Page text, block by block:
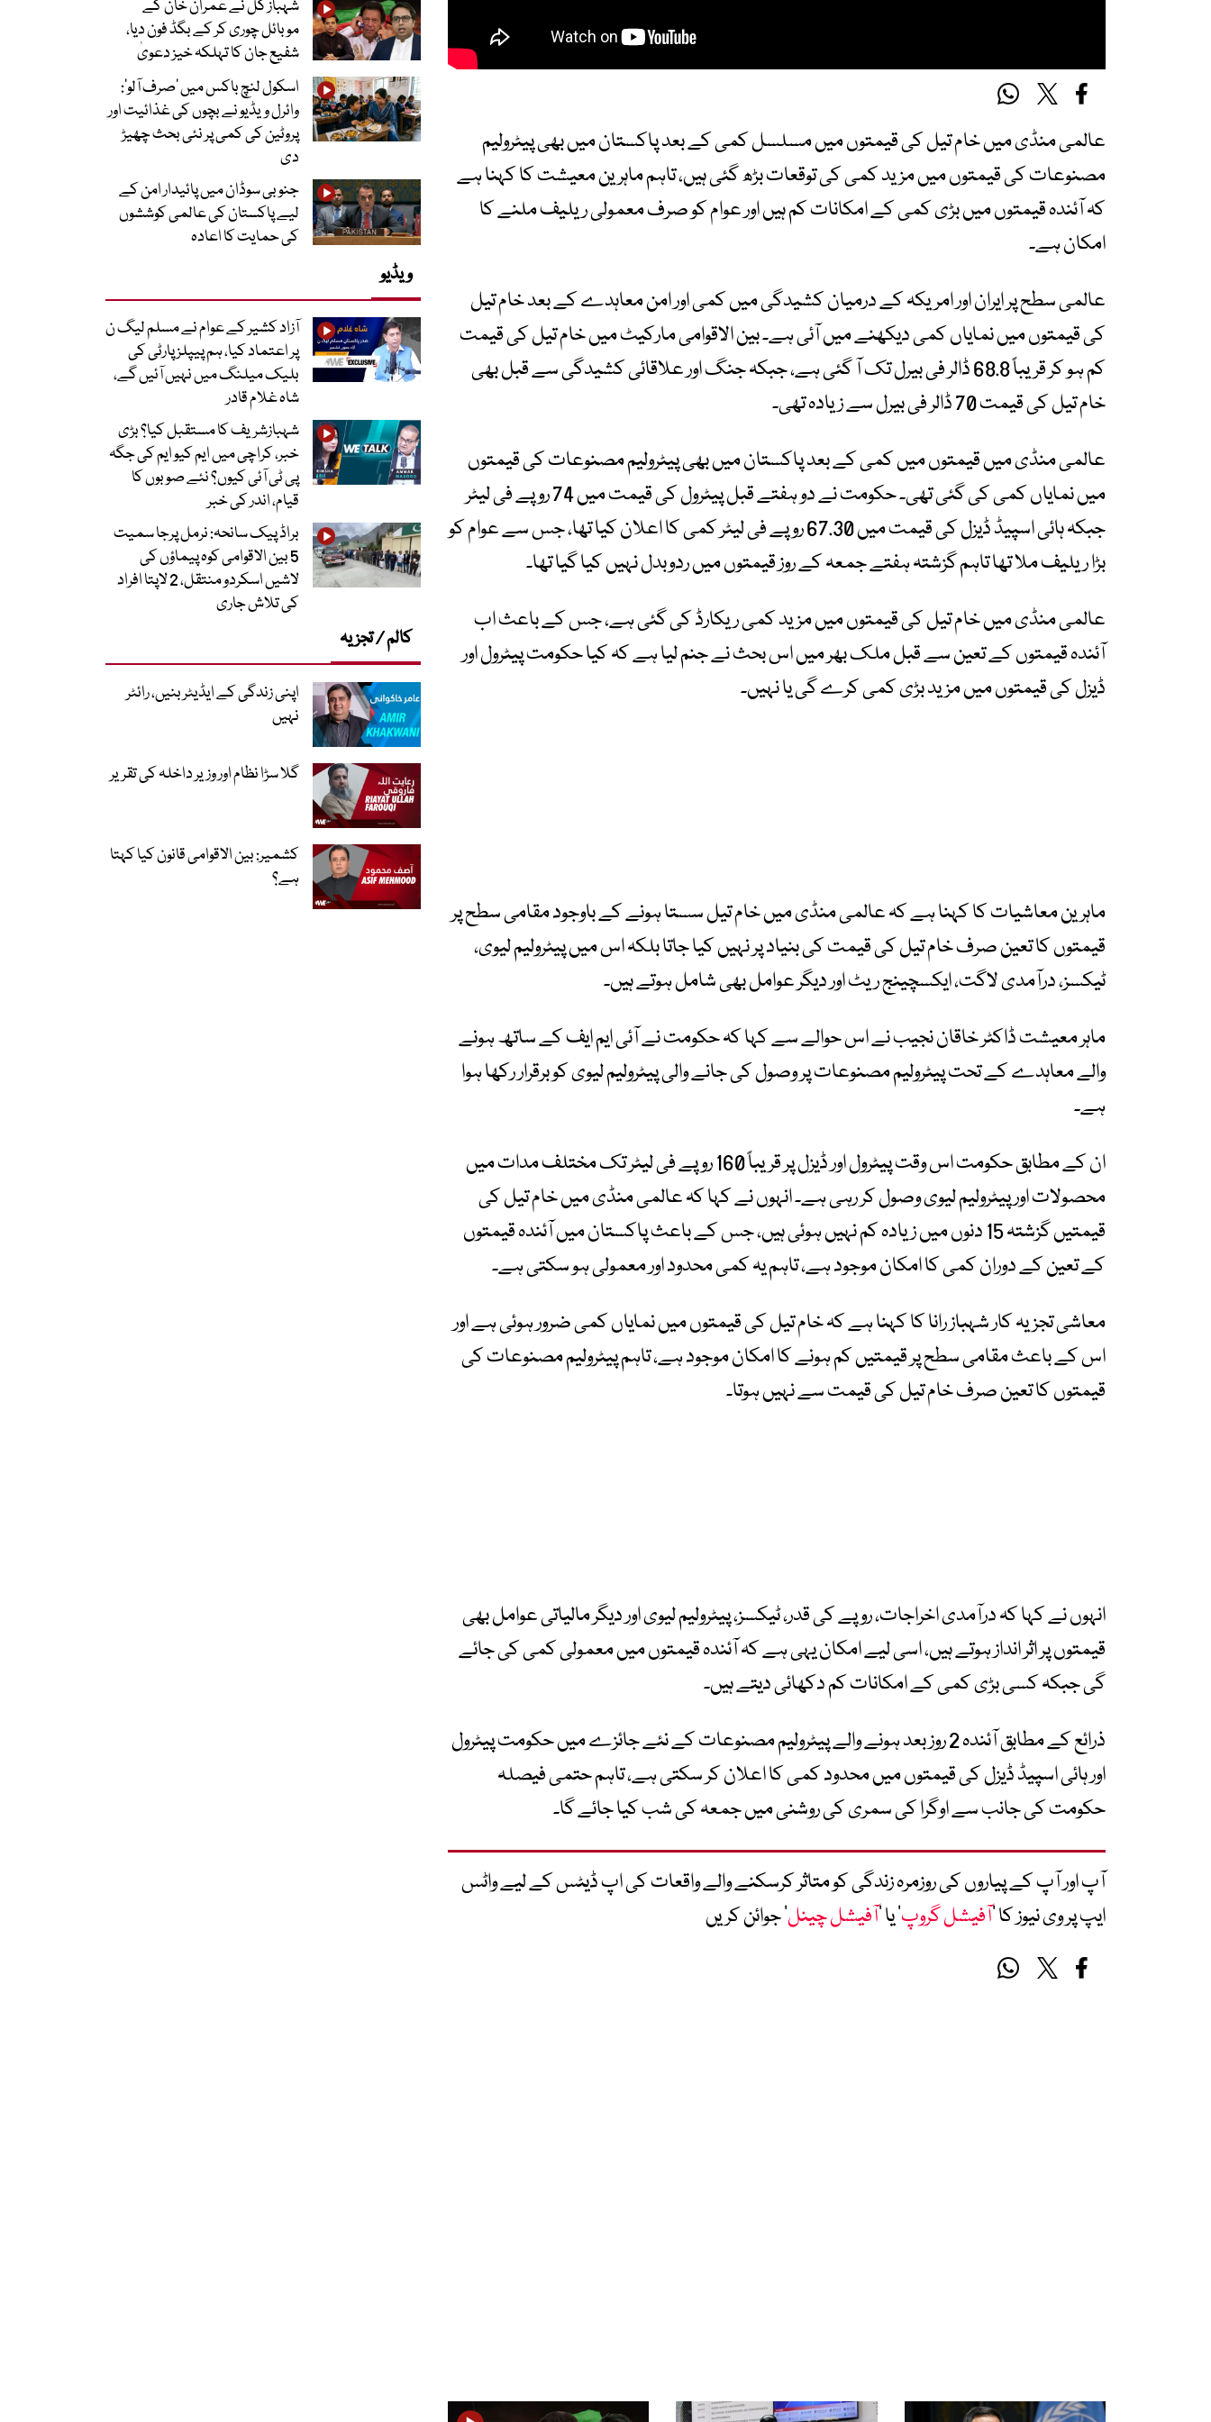
عالمی منڈی میں خام تیل کی قیمتوں میں مسلسل کمی کے بعد پاکستان میں بھی پیٹرولیم
مصنوعات کی قیمتوں میں مزید کمی کی توقعات بڑھ گئی ہیں، تاہم ماہرین معیشت کا کہنا ہے
کہ آئندہ قیمتوں میں بڑی کمی کے امکانات کم ہیں اور عوام کو صرف معمولی ریلیف ملنے کا
امکان ہے۔
عالمی سطح پر ایران اور امریکہ کے درمیان کشیدگی میں کمی اور امن معاہدے کے بعد خام تیل
کی قیمتوں میں نمایاں کمی دیکھنے میں آئی ہے۔ بین الاقوامی مارکیٹ میں خام تیل کی قیمت
کم ہو کر قریباً 68.8 ڈالر فی بیرل تک آ گئی ہے، جبکہ جنگ اور علاقائی کشیدگی سے قبل بھی
خام تیل کی قیمت 70 ڈالر فی بیرل سے زیادہ تھی۔
عالمی منڈی میں قیمتوں میں کمی کے بعد پاکستان میں بھی پیٹرولیم مصنوعات کی قیمتوں
میں نمایاں کمی کی گئی تھی۔ حکومت نے دو ہفتے قبل پیٹرول کی قیمت میں 74 روپے فی لیٹر
جبکہ ہائی اسپیڈ ڈیزل کی قیمت میں 67.30 روپے فی لیٹر کمی کا اعلان کیا تھا، جس سے عوام کو
بڑا ریلیف ملا تھا تاہم گزشتہ ہفتے جمعہ کے روز قیمتوں میں ردوبدل نہیں کیا گیا تھا۔
عالمی منڈی میں خام تیل کی قیمتوں میں مزید کمی ریکارڈ کی گئی ہے، جس کے باعث اب
آئندہ قیمتوں کے تعین سے قبل ملک بھر میں اس بحث نے جنم لیا ہے کہ کیا حکومت پیٹرول اور
ڈیزل کی قیمتوں میں مزید بڑی کمی کرے گی یا نہیں۔
ماہرین معاشیات کا کہنا ہے کہ عالمی منڈی میں خام تیل سستا ہونے کے باوجود مقامی سطح پر
قیمتوں کا تعین صرف خام تیل کی قیمت کی بنیاد پر نہیں کیا جاتا بلکہ اس میں پیٹرولیم لیوی،
ٹیکسز، درآمدی لاگت، ایکسچینج ریٹ اور دیگر عوامل بھی شامل ہوتے ہیں۔
ماہر معیشت ڈاکٹر خاقان نجیب نے اس حوالے سے کہا کہ حکومت نے آئی ایم ایف کے ساتھ ہونے
والے معاہدے کے تحت پیٹرولیم مصنوعات پر وصول کی جانے والی پیٹرولیم لیوی کو برقرار رکھا ہوا
ہے۔
ان کے مطابق حکومت اس وقت پیٹرول اور ڈیزل پر قریباً 160 روپے فی لیٹر تک مختلف مدات میں
محصولات اور پیٹرولیم لیوی وصول کر رہی ہے۔ انہوں نے کہا کہ عالمی منڈی میں خام تیل کی
قیمتیں گزشتہ 15 دنوں میں زیادہ کم نہیں ہوئی ہیں، جس کے باعث پاکستان میں آئندہ قیمتوں
کے تعین کے دوران کمی کا امکان موجود ہے، تاہم یہ کمی محدود اور معمولی ہو سکتی ہے۔
معاشی تجزیہ کار شہباز رانا کا کہنا ہے کہ خام تیل کی قیمتوں میں نمایاں کمی ضرور ہوئی ہے اور
اس کے باعث مقامی سطح پر قیمتیں کم ہونے کا امکان موجود ہے، تاہم پیٹرولیم مصنوعات کی
قیمتوں کا تعین صرف خام تیل کی قیمت سے نہیں ہوتا۔
انہوں نے کہا کہ درآمدی اخراجات، روپے کی قدر، ٹیکسز، پیٹرولیم لیوی اور دیگر مالیاتی عوامل بھی
قیمتوں پر اثر انداز ہوتے ہیں، اسی لیے امکان یہی ہے کہ آئندہ قیمتوں میں معمولی کمی کی جائے
گی جبکہ کسی بڑی کمی کے امکانات کم دکھائی دیتے ہیں۔
ذرائع کے مطابق آئندہ 2 روز بعد ہونے والے پیٹرولیم مصنوعات کے نئے جائزے میں حکومت پیٹرول
اور ہائی اسپیڈ ڈیزل کی قیمتوں میں محدود کمی کا اعلان کر سکتی ہے، تاہم حتمی فیصلہ
حکومت کی جانب سے اوگرا کی سمری کی روشنی میں جمعہ کی شب کیا جائے گا۔
آپ اور آپ کے پیاروں کی روزمرہ زندگی کو متاثر کرسکنے والے واقعات کی اپ ڈیٹس کے لیے واٹس
ایپ پر وی نیوز کا ’آفیشل گروپ‘ یا ’آفیشل چینل‘ جوائن کریں
شہباز گل نے عمران خان کے
موبائل چوری کر کے بگڈ فون دیا،
شفیع جان کا تہلکہ خیز دعویٰ
اسکول لنچ باکس میں ‘صرف آلو’:
وائرل ویڈیو نے بچوں کی غذائیت اور
پروٹین کی کمی پر نئی بحث چھیڑ
دی
جنوبی سوڈان میں پائیدار امن کے
لیے پاکستان کی عالمی کوششوں
کی حمایت کا اعادہ
ویڈیو
آزاد کشیر کے عوام نے مسلم لیگ ن
پر اعتماد کیا، ہم پیپلز پارٹی کی
بلیک میلنگ میں نہیں آئیں گے،
شاہ غلام قادر
شہبازشریف کا مستقبل کیا؟ بڑی
خبر، کراچی میں ایم کیو ایم کی جگہ
پی ٹی آئی کیوں؟ نئے صوبوں کا
قیام، اندر کی خبر
براڈ پیک سانحہ: نرمل پرجا سمیت
5 بین الاقوامی کوہ پیماؤں کی
لاشیں اسکردو منتقل، 2 لاپتا افراد
کی تلاش جاری
کالم / تجزیہ
اپنی زندگی کے ایڈیٹر بنیں، رائٹر
نہیں
گلا سڑا نظام اور وزیر داخلہ کی تقریر
کشمیر: بین الاقوامی قانون کیا کہتا
ہے؟